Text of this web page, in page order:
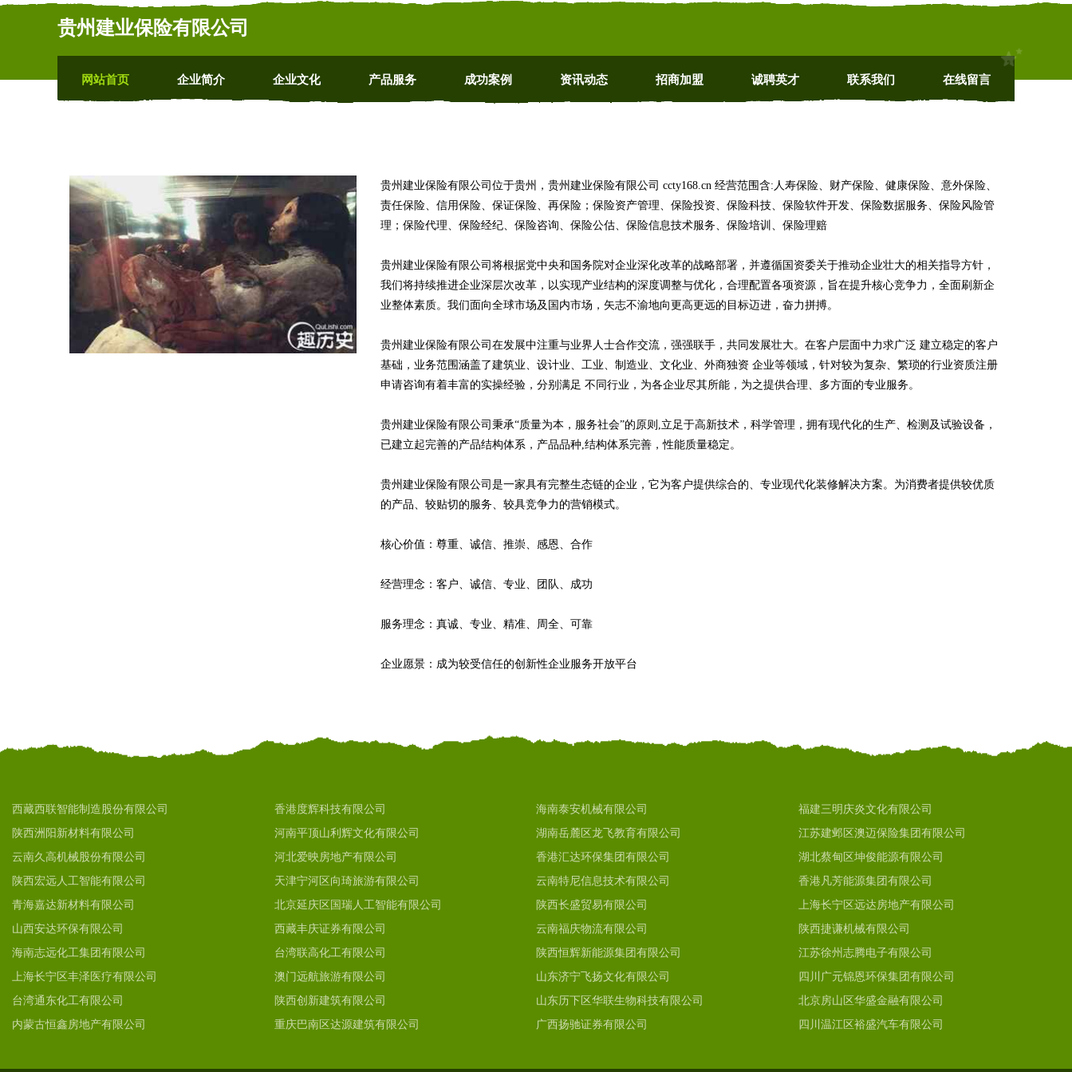
贵州建业保险有限公司
网站首页 企业简介 企业文化 产品服务 成功案例 资讯动态 招商加盟 诚聘英才 联系我们 在线留言
贵州建业保险有限公司位于贵州，贵州建业保险有限公司 ccty168.cn 经营范围含:人寿保险、财产保险、健康保险、意外保险、
责任保险、信用保险、保证保险、再保险；保险资产管理、保险投资、保险科技、保险软件开发、保险数据服务、保险风险管
理；保险代理、保险经纪、保险咨询、保险公估、保险信息技术服务、保险培训、保险理赔
贵州建业保险有限公司将根据党中央和国务院对企业深化改革的战略部署，并遵循国资委关于推动企业壮大的相关指导方针，
我们将持续推进企业深层次改革，以实现产业结构的深度调整与优化，合理配置各项资源，旨在提升核心竞争力，全面刷新企
业整体素质。我们面向全球市场及国内市场，矢志不渝地向更高更远的目标迈进，奋力拼搏。
贵州建业保险有限公司在发展中注重与业界人士合作交流，强强联手，共同发展壮大。在客户层面中力求广泛 建立稳定的客户
基础，业务范围涵盖了建筑业、设计业、工业、制造业、文化业、外商独资 企业等领域，针对较为复杂、繁琐的行业资质注册
申请咨询有着丰富的实操经验，分别满足 不同行业，为各企业尽其所能，为之提供合理、多方面的专业服务。
贵州建业保险有限公司秉承“质量为本，服务社会”的原则,立足于高新技术，科学管理，拥有现代化的生产、检测及试验设备，
已建立起完善的产品结构体系，产品品种,结构体系完善，性能质量稳定。
贵州建业保险有限公司是一家具有完整生态链的企业，它为客户提供综合的、专业现代化装修解决方案。为消费者提供较优质
的产品、较贴切的服务、较具竞争力的营销模式。
核心价值：尊重、诚信、推崇、感恩、合作
经营理念：客户、诚信、专业、团队、成功
服务理念：真诚、专业、精准、周全、可靠
企业愿景：成为较受信任的创新性企业服务开放平台
西藏西联智能制造股份有限公司 香港度辉科技有限公司 海南泰安机械有限公司
福建三明庆炎文化有限公司
陕西洲阳新材料有限公司
河南平顶山利辉文化有限公司 湖南岳麓区龙飞教育有限公司
江苏建邺区澳迈保险集团有限公司
云南久高机械股份有限公司
河北爱映房地产有限公司 香港汇达环保集团有限公司
湖北蔡甸区坤俊能源有限公司
陕西宏远人工智能有限公司
天津宁河区向琦旅游有限公司 云南特尼信息技术有限公司
香港凡芳能源集团有限公司
青海嘉达新材料有限公司
北京延庆区国瑞人工智能有限公司 陕西长盛贸易有限公司
上海长宁区远达房地产有限公司
山西安达环保有限公司
西藏丰庆证券有限公司 云南福庆物流有限公司
陕西捷谦机械有限公司
海南志远化工集团有限公司
台湾联高化工有限公司 陕西恒辉新能源集团有限公司
江苏徐州志腾电子有限公司
上海长宁区丰泽医疗有限公司
澳门远航旅游有限公司 山东济宁飞扬文化有限公司
四川广元锦恩环保集团有限公司
台湾通东化工有限公司
陕西创新建筑有限公司 山东历下区华联生物科技有限公司
北京房山区华盛金融有限公司
内蒙古恒鑫房地产有限公司
重庆巴南区达源建筑有限公司 广西扬驰证券有限公司 四川温江区裕盛汽车有限公司